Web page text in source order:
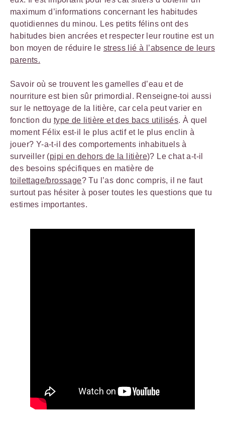
maximum d’informations concernant les habitudes
quotidiennes du minou. Les petits félins ont des
habitudes bien ancrées et respecter leur routine est un
bon moyen de réduire le stress lié à l’absence de leurs
parents.
Savoir où se trouvent les gamelles d’eau et de
nourriture est bien sûr primordial. Renseigne-toi aussi
sur le nettoyage de la litière, car cela peut varier en
fonction du type de litière et des bacs utilisés. À quel
moment Félix est-il le plus actif et le plus enclin à
jouer? Y-a-t-il des comportements inhabituels à
surveiller (pipi en dehors de la litière)? Le chat a-t-il
des besoins spécifiques en matière de
toilettage/brossage? Tu l’as donc compris, il ne faut
surtout pas hésiter à poser toutes les questions que tu
estimes importantes.